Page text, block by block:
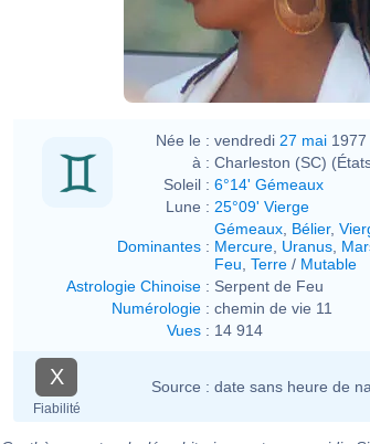
Née le : vendredi 27 mai
à : Charleston (SC)
Soleil : 6°14' Gémeaux
Lune : 25°09' Vierge
Dominantes :
Gémeaux Bélier,
Mercure Uranus
Feu Terre / Mutable
Astrologie Chinoise : Serpent de Feu
Numérologie : chemin de vie 11
Vues : 14 914
X
Fiabilité
Source : date sans heure de